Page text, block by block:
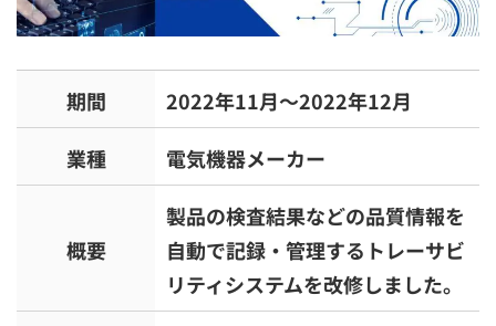
期間
2022年11月～2022年12月
業種
電気機器メーカー
概要
製品の検査結果などの品質情報を
自動で記録・管理するトレーサビ
リティシステムを改修しました。